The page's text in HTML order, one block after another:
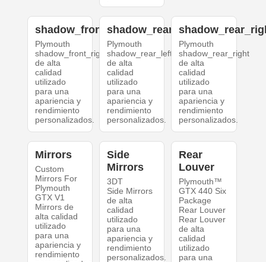
shadow_front_right
Plymouth
shadow_front_right
de alta
calidad
utilizado
para una
apariencia y
rendimiento
personalizados.
shadow_rear_left
Plymouth
shadow_rear_left
de alta
calidad
utilizado
para una
apariencia y
rendimiento
personalizados.
Plymouth
shadow_rear_right
de alta
calidad
utilizado
para una
apariencia y
rendimiento
personalizados.
Mirrors
Custom
Mirrors For
Plymouth
GTX V1
Mirrors de
alta calidad
utilizado
para una
apariencia y
rendimiento
Side
Mirrors
3DT
Side Mirrors
de alta
calidad
utilizado
para una
apariencia y
rendimiento
personalizados.
Rear
Louver
Plymouth™
GTX 440 Six
Package
Rear Louver
Rear Louver
de alta
calidad
utilizado
para una